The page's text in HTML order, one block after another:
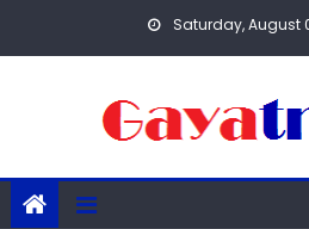
Saturday, August